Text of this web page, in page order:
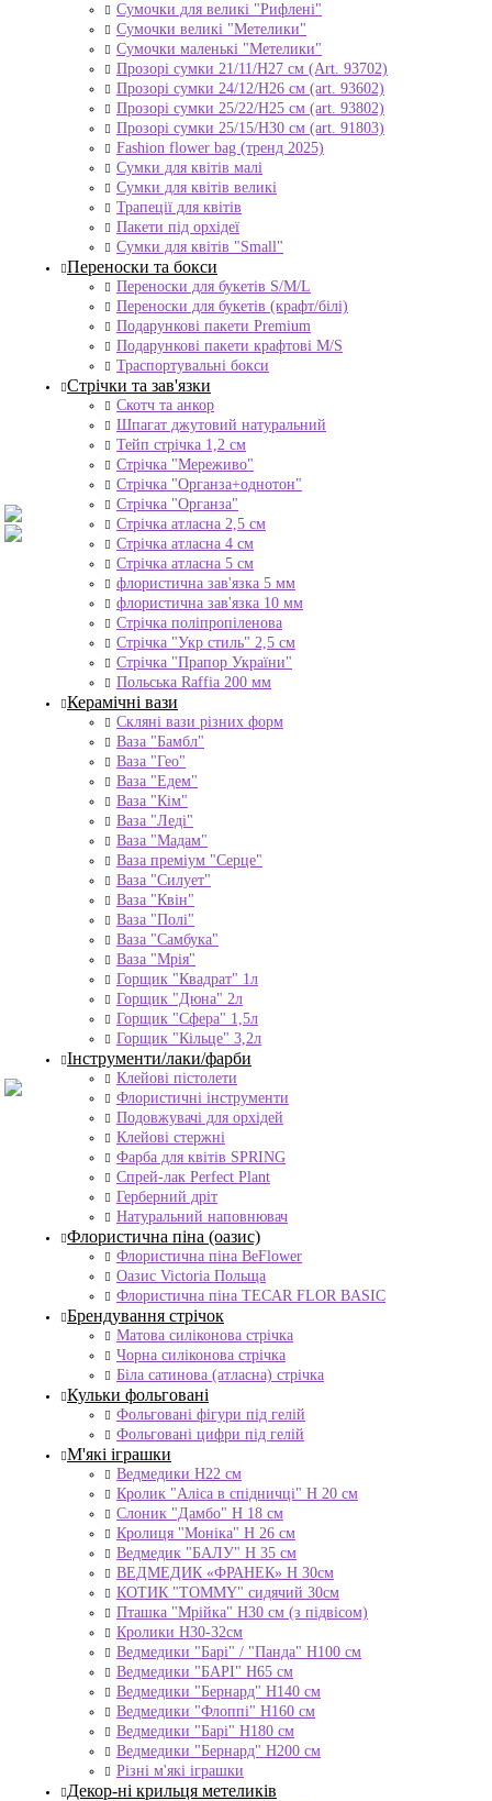
Сумочки для великі "Рифлені"
Сумочки великі "Метелики"
Сумочки маленькі "Метелики"
Прозорі сумки 21/11/H27 см (Art. 93702)
Прозорі сумки 24/12/Н26 см (art. 93602)
Прозорі сумки 25/22/Н25 см (art. 93802)
Прозорі сумки 25/15/Н30 см (art. 91803)
Fashion flower bag (тренд 2025)
Сумки для квітів малі
Сумки для квітів великі
Трапеції для квітів
Пакети під орхідеї
Сумки для квітів "Small"
Переноски та бокси
Переноски для букетів S/M/L
Переноски для букетів (крафт/білі)
Подарункові пакети Premium
Подарункові пакети крафтові M/S
Траспортувальні бокси
Стрічки та зав'язки
Скотч та анкор
Шпагат джутовий натуральний
Тейп стрічка 1,2 см
Стрічка "Мереживо"
Стрічка "Органза+однотон"
Стрічка "Органза"
Стрічка атласна 2,5 см
Стрічка атласна 4 см
Стрічка атласна 5 см
флористична зав'язка 5 мм
флористична зав'язка 10 мм
Стрічка поліпропіленова
Стрічка "Укр стиль" 2,5 см
Стрічка "Прапор України"
Польська Raffia 200 мм
Керамічні вази
Скляні вази різних форм
Ваза "Бамбл"
Ваза "Гео"
Ваза "Едем"
Ваза "Кім"
Ваза "Леді"
Ваза "Мадам"
Ваза преміум "Серце"
Ваза "Силует"
Ваза "Квін"
Ваза "Полі"
Ваза "Самбука"
Ваза "Мрія"
Горщик "Квадрат" 1л
Горщик "Дюна" 2л
Горщик "Сфера" 1,5л
Горщик "Кільце" 3,2л
Інструменти/лаки/фарби
Клейові пістолети
Флористичні інструменти
Подовжувачі для орхідей
Клейові стержні
Фарба для квітів SPRING
Спрей-лак Perfect Plant
Герберний дріт
Натуральний наповнювач
Флористична піна (оазис)
Флористична піна BeFlower
Оазис Victoria Польща
Флористична піна TECAR FLOR BASIC
Брендування стрічок
Матова силіконова стрічка
Чорна силіконова стрічка
Біла сатинова (атласна) стрічка
Кульки фольговані
Фольговані фігури під гелій
Фольговані цифри під гелій
М'які іграшки
Ведмедики H22 см
Кролик "Аліса в спідничці" Н 20 см
Слоник "Дамбо" Н 18 см
Кролиця "Моніка" Н 26 см
Ведмедик "БАЛУ" Н 35 см
ВЕДМЕДИК «ФРАНЕК» H 30см
КОТИК "ТОMMY" сидячий 30см
Пташка "Мрійка" Н30 см (з підвісом)
Кролики Н30-32см
Ведмедики "Барі" / "Панда" Н100 см
Ведмедики "БАРІ" Н65 см
Ведмедики "Бернард" Н140 см
Ведмедики "Флоппі" Н160 см
Ведмедики "Барі" Н180 см
Ведмедики "Бернард" Н200 см
Різні м'які іграшки
Декор-ні крильця метеликів